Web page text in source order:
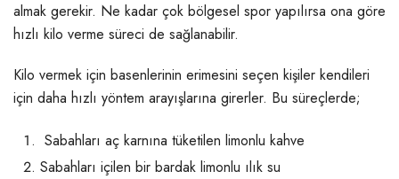
almak gerekir. Ne kadar çok bölgesel spor yapılırsa ona göre
hızlı kilo verme süreci de sağlanabilir.
Kilo vermek için basenlerinin erimesini seçen kişiler kendileri
için daha hızlı yöntem arayışlarına girerler. Bu süreçlerde;
Sabahları aç karnına tüketilen limonlu kahve
Sabahları içilen bir bardak limonlu ılık su